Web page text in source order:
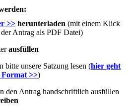
>> herunterladen (mit einem Klick
Antrag als PDF Datei)
ausfüllen
bitte unsere Satzung lesen (hier geht
Format >>)
den Antrag handschriftlich ausfüllen